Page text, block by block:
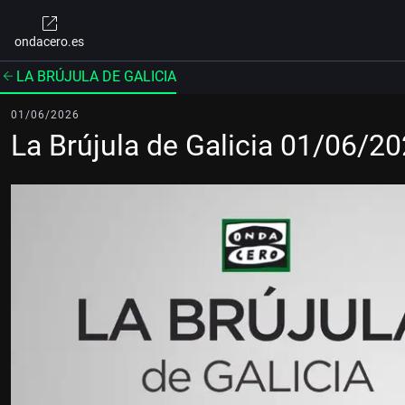
ondacero.es
LA BRÚJULA DE GALICIA
01/06/2026
La Brújula de Galicia 01/06/